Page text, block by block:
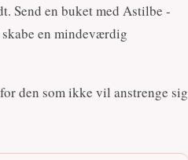
Send en buket med Astilbe -
en mindeværdig
den som ikke vil anstrenge sig